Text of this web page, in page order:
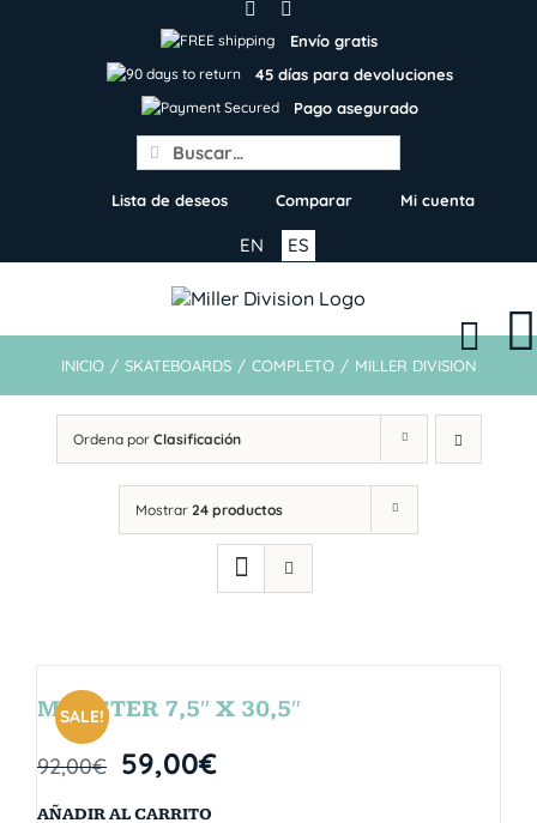
Envío gratis
45 días para devoluciones
Pago asegurado
Search
for:
Lista de deseos Comparar Mi cuenta
ES
EN
INICIO / SKATEBOARDS / COMPLETO / MILLER DIVISION
Ordena por Clasificación
Mostrar 24 productos
SALE!
MONSTER 7,5″ X 30,5″
92,00€ 59,00€
AÑADIR AL CARRITO